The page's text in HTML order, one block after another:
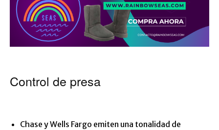
Control de presa
Chase y Wells Fargo emiten una tonalidad de